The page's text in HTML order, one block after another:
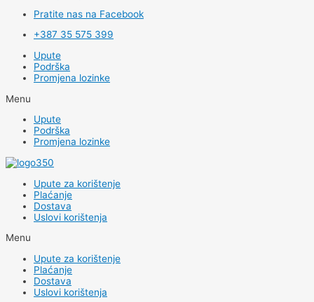
Pratite nas na Facebook
+387 35 575 399
Upute
Podrška
Promjena lozinke
Menu
Upute
Podrška
Promjena lozinke
Upute za korištenje
Plaćanje
Dostava
Uslovi korištenja
Menu
Upute za korištenje
Plaćanje
Dostava
Uslovi korištenja